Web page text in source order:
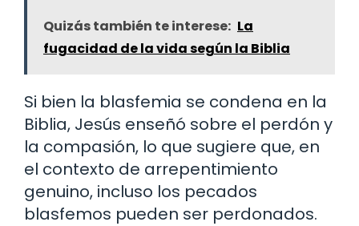
Quizás también te interese: La
fugacidad de la vida según la Biblia
Si bien la blasfemia se condena en la
Biblia, Jesús enseñó sobre el perdón y
la compasión, lo que sugiere que, en
el contexto de arrepentimiento
genuino, incluso los pecados
blasfemos pueden ser perdonados.